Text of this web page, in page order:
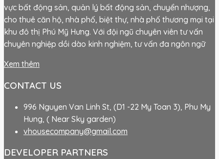
vực bất động sản, quản lý bất động sản, chuyển nhượng,
cho thuê căn hộ, nhà phố, biệt thự, nhà phố thương mại tại
khu đô thị Phú Mỹ Hưng. Với đội ngũ chuyên viên tư vấn
chuyên nghiệp dồi dào kinh nghiệm, tư vấn đa ngôn ngữ
Xem thêm
CONTACT US
996 Nguyen Van Linh St, (D1 -22 My Toan 3), Phu My
Hung, ( Near Sky garden)
vhousecompany@gmail.com
DEVELOPER PARTNERS